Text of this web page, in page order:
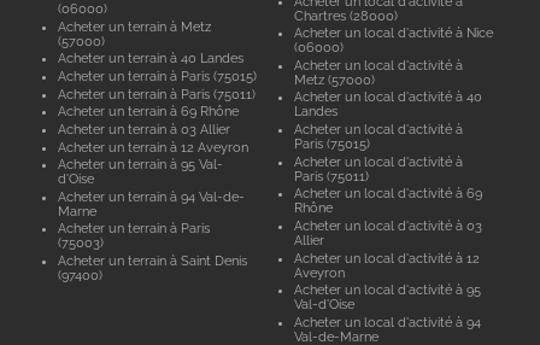
(06000)
Acheter un terrain à Metz
(57000)
Acheter un terrain à 40 Landes
Acheter un terrain à Paris (75015)
Acheter un terrain à Paris (75011)
Acheter un terrain à 69 Rhône
Acheter un terrain à 03 Allier
Acheter un terrain à 12 Aveyron
Acheter un terrain à 95 Val-
d'Oise
Acheter un terrain à 94 Val-de-
Marne
Acheter un terrain à Paris
(75003)
Acheter un terrain à Saint Denis
(97400)
Chartres (28000)
Acheter un local d'activité à Nice
(06000)
Acheter un local d'activité à
Metz (57000)
Acheter un local d'activité à 40
Landes
Acheter un local d'activité à
Paris (75015)
Acheter un local d'activité à
Paris (75011)
Acheter un local d'activité à 69
Rhône
Acheter un local d'activité à 03
Allier
Acheter un local d'activité à 12
Aveyron
Acheter un local d'activité à 95
Val-d'Oise
Acheter un local d'activité à 94
Val-de-Marne